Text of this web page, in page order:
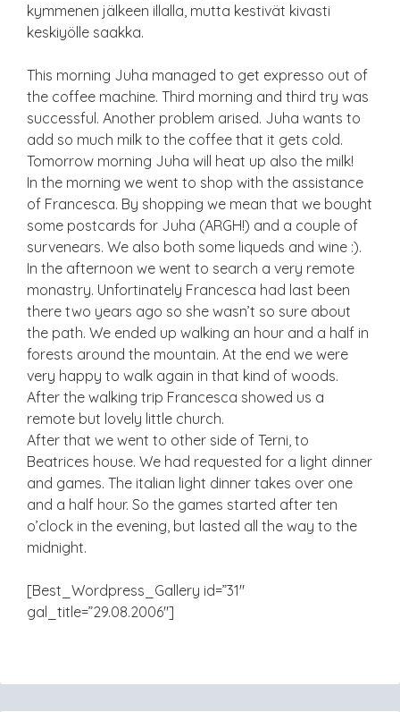
kymmenen jälkeen illalla, mutta kestivät kivasti
keskiyölle saakka.
This morning Juha managed to get expresso out of
the coffee machine. Third morning and third try was
successful. Another problem arised. Juha wants to
add so much milk to the coffee that it gets cold.
Tomorrow morning Juha will heat up also the milk!
In the morning we went to shop with the assistance
of Francesca. By shopping we mean that we bought
some postcards for Juha (ARGH!) and a couple of
survenears. We also both some liqueds and wine :).
In the afternoon we went to search a very remote
monastry. Unfortinately Francesca had last been
there two years ago so she wasn’t so sure about
the path. We ended up walking an hour and a half in
forests around the mountain. At the end we were
very happy to walk again in that kind of woods.
After the walking trip Francesca showed us a
remote but lovely little church.
After that we went to other side of Terni, to
Beatrices house. We had requested for a light dinner
and games. The italian light dinner takes over one
and a half hour. So the games started after ten
o’clock in the evening, but lasted all the way to the
midnight.
[Best_Wordpress_Gallery id=”31″
gal_title=”29.08.2006″]